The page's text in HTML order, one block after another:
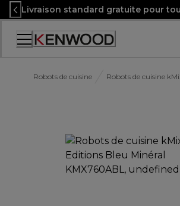
Skip
to
Content
Livraison standard gratuite pour
Accessibility
Robots de cuisine Robots de cuisine